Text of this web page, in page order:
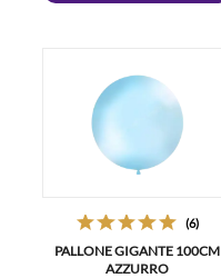
(6)
PALLONE GIGANTE 100CM
AZZURRO